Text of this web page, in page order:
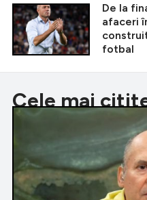
De la
afaceri
fotbal
Cele mai